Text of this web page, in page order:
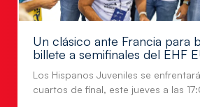
Un clásico ante Francia para
billete a semifinales del EHF
Los Hispanos Juveniles se
cuartos de final, este jueves a las